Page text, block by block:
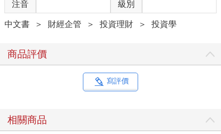
注音 級別
中文書 ＞ 財經企管 ＞ 投資理財 ＞ 投資學
商品評價
寫評價
相關商品